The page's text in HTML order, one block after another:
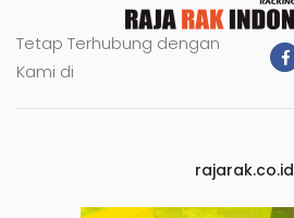
Tetap Terhubung dengan
Kami di
rajarak.co.id